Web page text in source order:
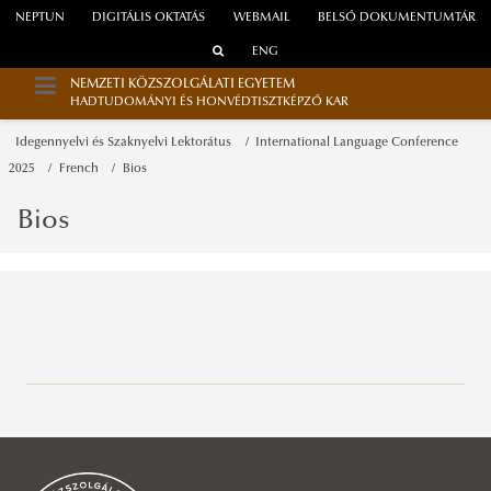
WEBMAIL
NEPTUN DIGITÁLIS OKTATÁS BELSŐ DOKUMENTUMTÁR
ENG
NEMZETI KÖZSZOLGÁLATI EGYETEM
HADTUDOMÁNYI ÉS HONVÉDTISZTKÉPZŐ KAR
Idegennyelvi és Szaknyelvi Lektorátus International Language Conference
2025 French Bios
Hadtörténelem Tanszék
Köszöntő
Honvédelmi Jogi és Igazgatási Tanszék
Katonai Infokommunikációs Intézet
Elektronikai Hadviselés Tanszék
Katonai Logisztikai Intézet
Bios